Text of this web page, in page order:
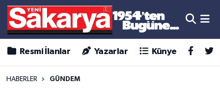
Resmi İlanlar Yazarlar Künye
HABERLER GÜNDEM